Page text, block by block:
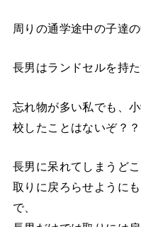
周りの通学途中の子達
長男はランドセルを持
忘れ物が多い私でも、
校したことはないぞ？？
長男に呆れてしまうど
取りに戻ろらせように
で、